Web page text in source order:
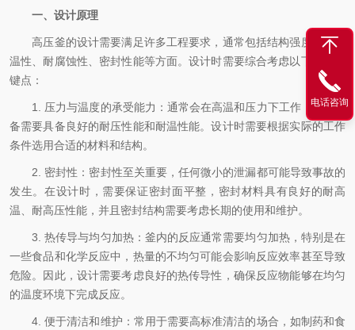
一、设计原理
高压釜的设计需要满足许多工程要求，通常包括结构强度、耐高
温性、耐腐蚀性、密封性能等方面。设计时需要综合考虑以下几个关
键点：
1. 压力与温度的承受能力：通常会在高温和压力下工作，因此设
备需要具备良好的耐压性能和耐温性能。设计时需要根据实际的工作
条件选用合适的材料和结构。
2. 密封性：密封性至关重要，任何微小的泄漏都可能导致事故的
发生。在设计时，需要保证密封面平整，密封材料具有良好的耐高
温、耐高压性能，并且密封结构需要考虑长期的使用和维护。
3. 热传导与均匀加热：釜内的反应通常需要均匀加热，特别是在
一些食品和化学反应中，热量的不均匀可能会影响反应效率甚至导致
危险。因此，设计需要考虑良好的热传导性，确保反应物能够在均匀
的温度环境下完成反应。
4. 便于清洁和维护：常用于需要高标准清洁的场合，如制药和食
电话咨询